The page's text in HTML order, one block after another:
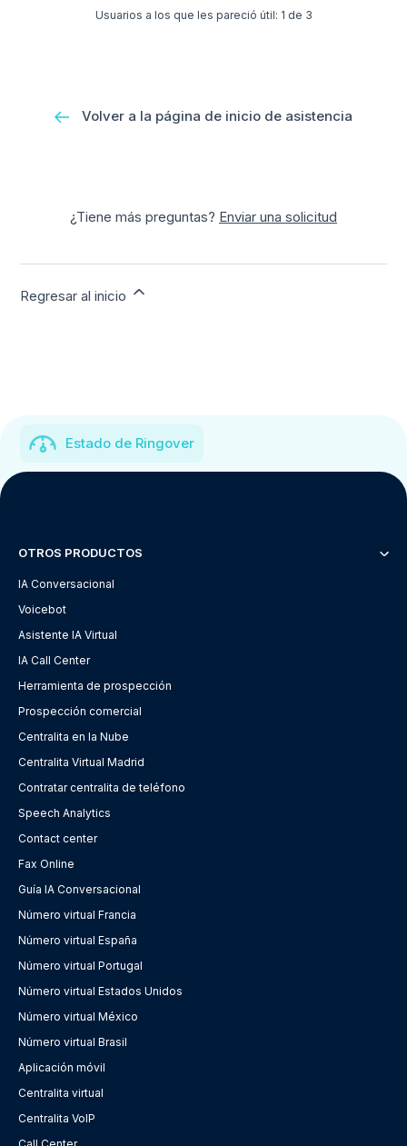
Usuarios a los que les pareció útil: 1 de 3
Volver a la página de inicio de asistencia
¿Tiene más preguntas? Enviar una solicitud
Regresar al inicio
Estado de Ringover
OTROS PRODUCTOS
IA Conversacional
Voicebot
Asistente IA Virtual
IA Call Center
Herramienta de prospección
Prospección comercial
Centralita en la Nube
Centralita Virtual Madrid
Contratar centralita de teléfono
Speech Analytics
Contact center
Fax Online
Guía IA Conversacional
Número virtual Francia
Número virtual España
Número virtual Portugal
Número virtual Estados Unidos
Número virtual México
Número virtual Brasil
Aplicación móvil
Centralita virtual
Centralita VoIP